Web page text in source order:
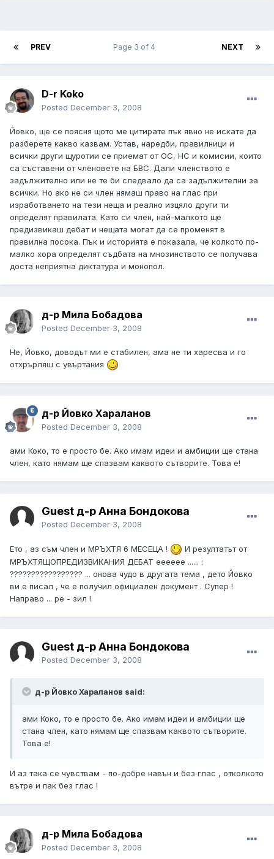
PREV NEXT
Page 3 of 4
D-r Koko
Posted December 3, 2008
Йовко, ще се поясня щото ме цитирате пък явно не искате да
разберете какво казвам. Устав, наредби, правилници и
всички други щуротии се приемат от ОС, НС и комисии, които
са съставени от членовете на БВС. Дали членството е
задължително или не те би следвало да са задължителни за
всички. Но ако не си член нямаш право на глас при
изработването на тези неща и реално изцяло други ти
определят правилата. Като си член, най-малкото ще
предизвикаш дебат и нещата могат да се променят в
правилна посока. Пък и историята е показала, че колкото по-
малко хора определят съдбата на мнозинството се получава
доста неприятна диктатура и монопол.
д-р Мила Бобадова
Posted December 3, 2008
Не, Йовко, доводът ми е стабилен, ама не ти харесва и го
отхрърляш с увъртания
д-р Йовко Хараланов
Posted December 3, 2008
ами Коко, то е просто бе. Ако имам идеи и амбиции ще стана
член, като нямам ще спазвам каквото сътворите. Това е!
Guest д-р Анна Бондокова
Posted December 3, 2008
Eто , аз съм член и МРЪХТЯ 6 МЕСЕЦА !
И резултатът от
МРЪХТЯЩОПРЕДИЗВИКАНИЯ ДЕБАТ ееееее ...... :
????????????????? ... онова чудо в другата тема , дето Йовко
ви е писал , че е получил официален документ . Супер !
Направо ... ре - зил !
Guest д-р Анна Бондокова
Posted December 3, 2008
д-р Йовко Хараланов said:
ами Коко, то е просто бе. Ако имам идеи и амбиции ще
стана член, като нямам ще спазвам каквото сътворите.
Това е!
И аз така се чувствам - по-добре навън и без глас , отколкото
вътре и пак без глас !
д-р Мила Бобадова
Posted December 3, 2008